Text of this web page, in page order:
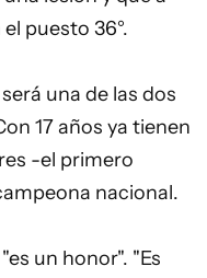
puesto 36°.
una de las dos
17 años ya tienen
-el primero
nacional.
un honor". "Es